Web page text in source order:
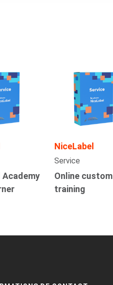
Academy
NiceLabel
Service
Online custom
training